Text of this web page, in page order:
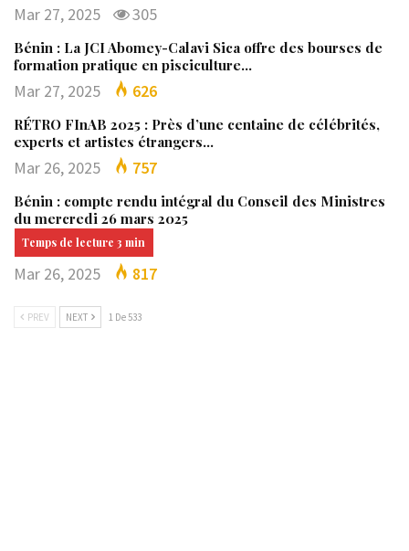
Mar 27, 2025 305
Bénin : La JCI Abomey-Calavi Sica offre des bourses de
formation pratique en pisciculture…
Mar 27, 2025 626
RÉTRO FInAB 2025 : Près d’une centaine de célébrités,
experts et artistes étrangers…
Mar 26, 2025 757
Bénin : compte rendu intégral du Conseil des Ministres
du mercredi 26 mars 2025
Mar 26, 2025 817
PREV NEXT 1 De 533